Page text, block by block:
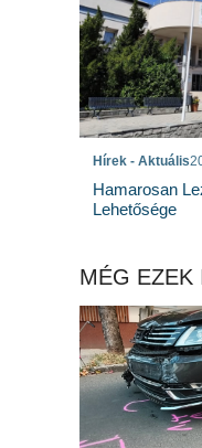
Hírek - Aktuális
Hamarosan
Lehetősége
MÉG EZEK